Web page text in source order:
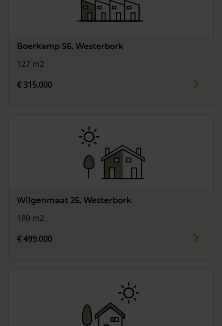
Boerkamp 56, Westerbork
127 m2
€ 315.000
Wilgenmaat 25, Westerbork
180 m2
€ 499.000